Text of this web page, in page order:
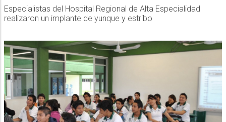
Especialistas del Hospital Regional de Alta Especialidad
realizaron un implante de yunque y estribo